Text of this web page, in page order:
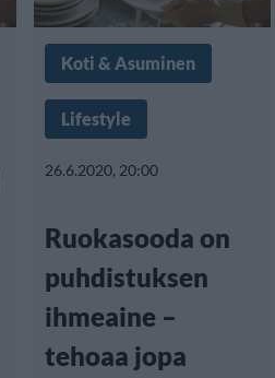
Koti & Asuminen
Lifestyle
26.6.2020, 20:00
Ruokasooda on
puhdistuksen
ihmeaine –
tehoaa jopa